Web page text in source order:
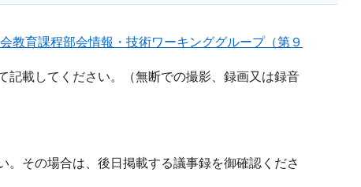
教育課程部会情報・技術ワーキンググループ（第９
記載してください。（無断での撮影、録画又は録音
。その場合は、後日掲載する議事録を御確認くださ